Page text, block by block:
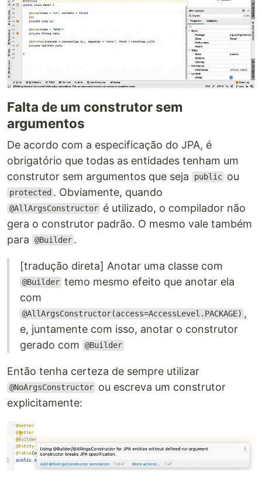
Falta de um construtor sem
argumentos
De acordo com a especificação do JPA, é
obrigatório que todas as entidades tenham um
construtor sem argumentos que seja
public ou
protected . Obviamente, quando
@AllArgsConstructor é utilizado, o compilador não
gera o construtor padrão. O mesmo vale também
para
@Builder .
[tradução direta] Anotar uma classe com
@Builder temo mesmo efeito que anotar ela
com
@AllArgsConstructor(access=AccessLevel.PACKAGE) ,
e, juntamente com isso, anotar o construtor
gerado com
@Builder
Então tenha certeza de sempre utilizar
@NoArgsConstructor ou escreva um construtor
explicitamente: